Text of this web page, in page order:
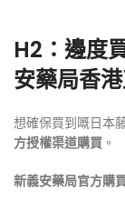
H2：邊度
安藥局香
想確保買到嘅日本
方授權渠道購買 。
新義安藥局官方購